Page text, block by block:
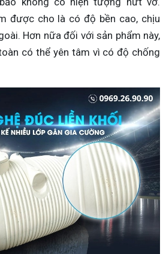
được cho là có độ bền cao, chịu
Hơn nữa đối với sản phẩm này,
có thể yên tâm vì có độ chống